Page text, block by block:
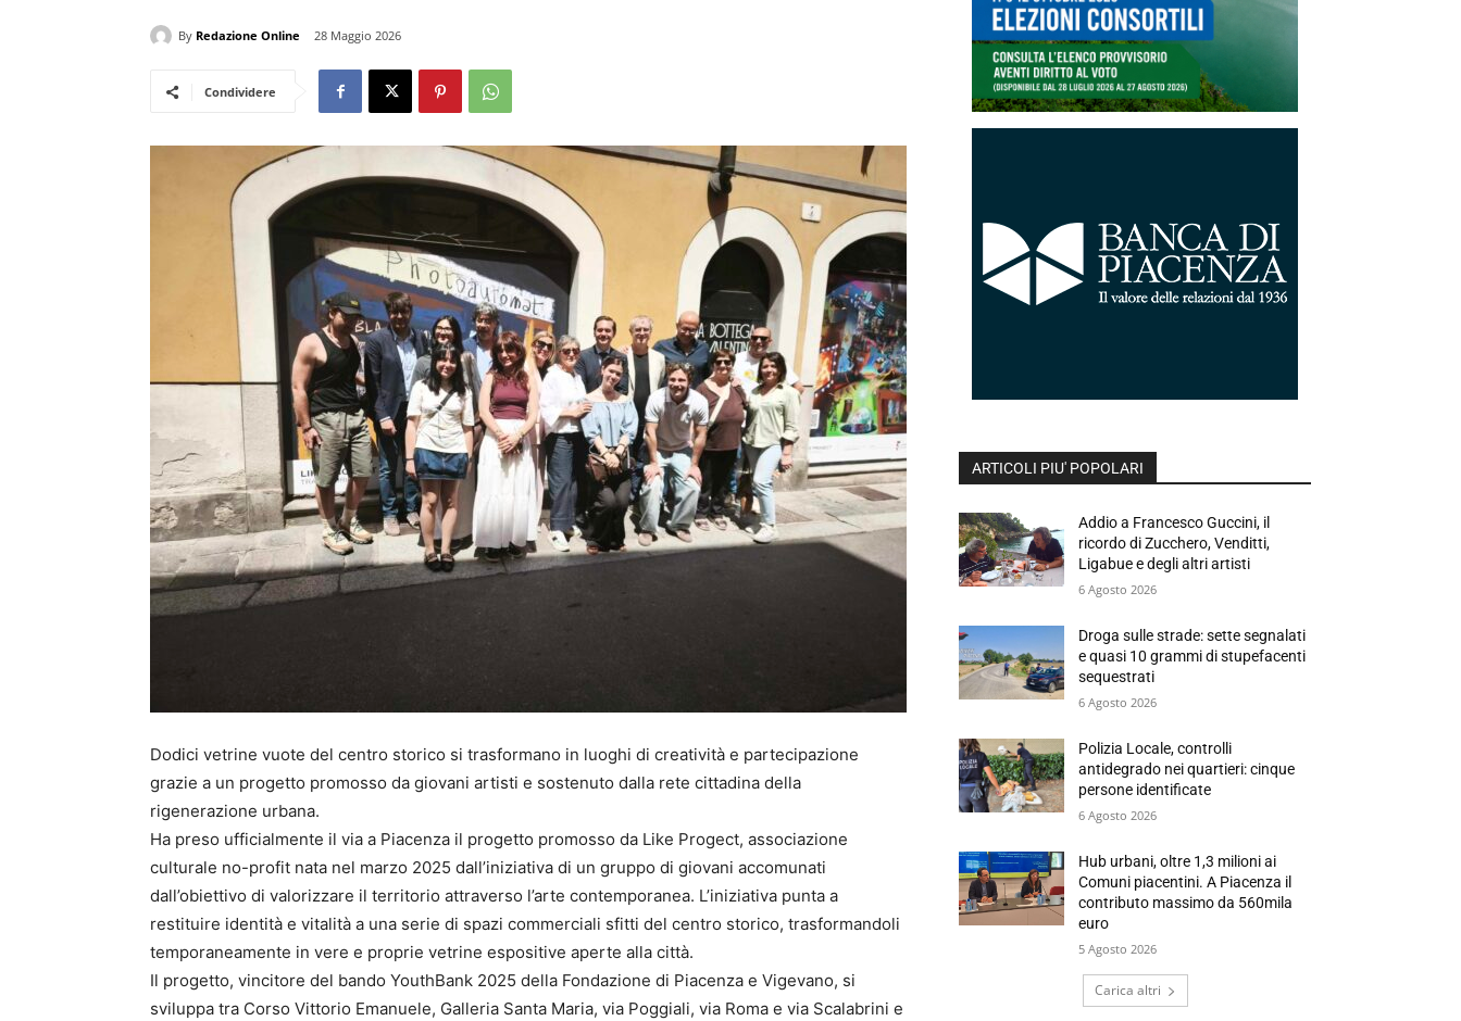
By Redazione Online 28 Maggio 2026
Condividere
Dodici vetrine vuote del centro storico si trasformano in luoghi di creatività e partecipazione
grazie a un progetto promosso da giovani artisti e sostenuto dalla rete cittadina della
rigenerazione urbana.
Ha preso ufficialmente il via a Piacenza il progetto promosso da Like Progect, associazione
culturale no-profit nata nel marzo 2025 dall’iniziativa di un gruppo di giovani accomunati
dall’obiettivo di valorizzare il territorio attraverso l’arte contemporanea. L’iniziativa punta a
restituire identità e vitalità a una serie di spazi commerciali sfitti del centro storico, trasformandoli
temporaneamente in vere e proprie vetrine espositive aperte alla città.
Il progetto, vincitore del bando YouthBank 2025 della Fondazione di Piacenza e Vigevano, si
sviluppa tra Corso Vittorio Emanuele, Galleria Santa Maria, via Poggiali, via Roma e via Scalabrini e
ARTICOLI PIU' POPOLARI
Addio a Francesco Guccini, il
ricordo di Zucchero, Venditti,
Ligabue e degli altri artisti
6 Agosto 2026
Droga sulle strade: sette segnalati
e quasi 10 grammi di stupefacenti
sequestrati
6 Agosto 2026
Polizia Locale, controlli
antidegrado nei quartieri: cinque
persone identificate
6 Agosto 2026
Hub urbani, oltre 1,3 milioni ai
Comuni piacentini. A Piacenza il
contributo massimo da 560mila
euro
5 Agosto 2026
Carica altri